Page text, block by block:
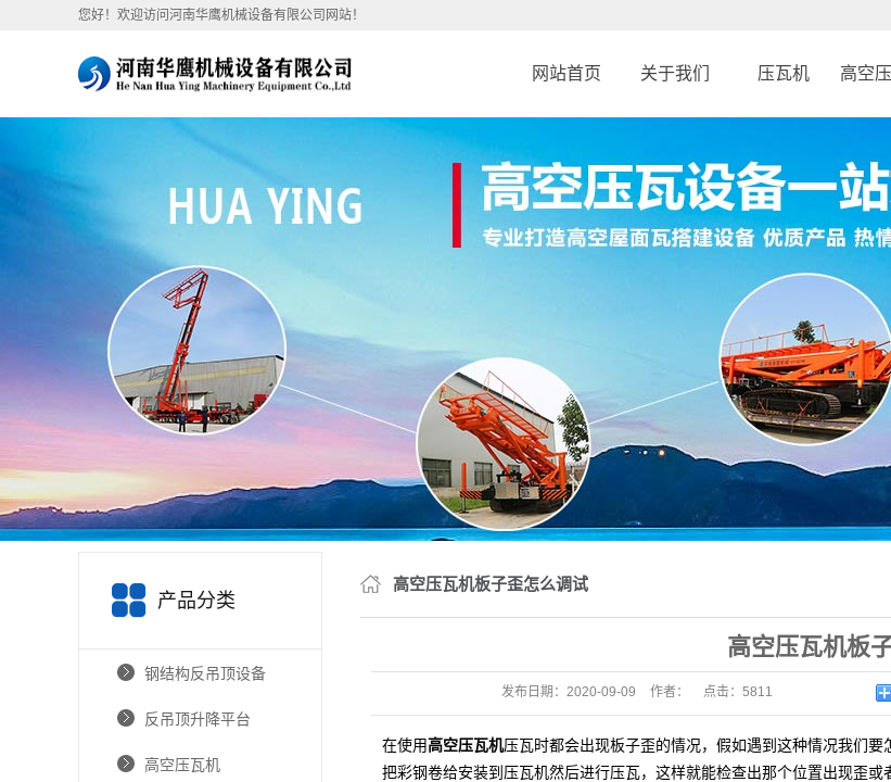
您好！欢迎访问河南华鹰机械设备有限公司网站！
网站首页 关于我们
企业文化
压瓦机
25 米履带倾斜平台
860型角驰压瓦机
470型彩钢压瓦机
820型彩钢压瓦机
高空
反
产品分类
钢结构反吊顶设备
反吊顶升降平台
高空压瓦机
高空压瓦机板子歪怎么调试
高空压瓦机板
发布日期： 2020-09-09 作者： 点击： 5811
在使用高空压瓦机压瓦时都会出现板子歪的情况，假如遇到这种情况我们
把彩钢卷给安装到压瓦机然后进行压瓦，这样就能检查出那个位置出现歪